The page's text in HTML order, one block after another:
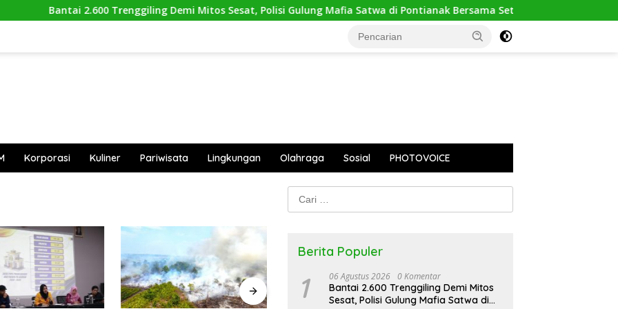
Bantai 2.600 Trenggiling Demi Mitos Sesat, Polisi Gulung Mafia Satwa di Pontianak Bersama Setengah Ton Sisik Haram
Korporasi Kuliner Pariwisata Lingkungan Olahraga Sosial PHOTOVOICE
Cari
untuk:
Berita Populer
1 06 Agustus 2026 0 Komentar
Bantai 2.600 Trenggiling Demi Mitos
Sesat, Polisi Gulung Mafia Satwa di